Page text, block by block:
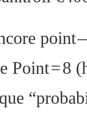
point
Point = 8